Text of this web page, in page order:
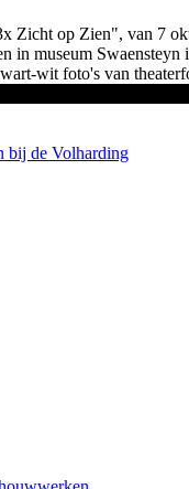
Zicht op Zien", van 7
in museum
wit foto's van
bij de Volharding